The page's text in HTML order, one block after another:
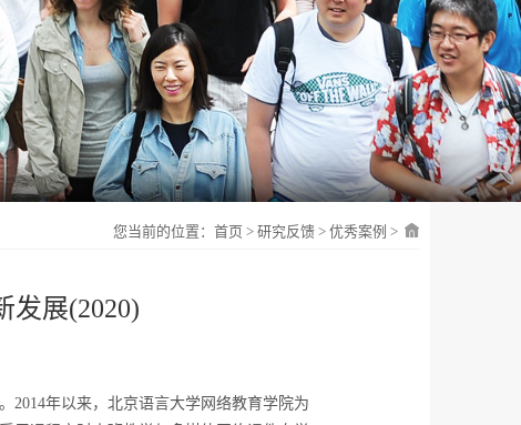
您当前的位置： 首页 > 研究反馈 > 优秀案例 >
发展(2020)
2014年以来，北京语言大学网络教育学院为